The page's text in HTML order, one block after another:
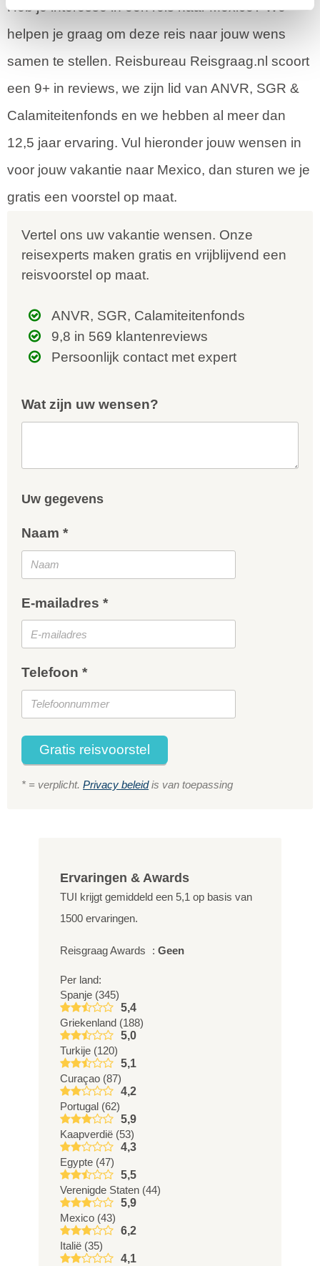
Heb je interesse in een reis naar Mexico? We
helpen je graag om deze reis naar jouw wens
samen te stellen. Reisbureau Reisgraag.nl scoort
een 9+ in reviews, we zijn lid van ANVR, SGR &
Calamiteitenfonds en we hebben al meer dan
12,5 jaar ervaring. Vul hieronder jouw wensen in
voor jouw vakantie naar Mexico, dan sturen we je
gratis een voorstel op maat.
Vertel ons uw vakantie wensen. Onze
reisexperts maken gratis en vrijblijvend een
reisvoorstel op maat.
ANVR, SGR, Calamiteitenfonds
9,8 in 569 klantenreviews
Persoonlijk contact met expert
Wat zijn uw wensen?
Uw gegevens
Naam *
E-mailadres *
Telefoon *
Gratis reisvoorstel
* = verplicht. Privacy beleidis van toepassing
Ervaringen & Awards
TUI krijgt gemiddeld een 5,1 op basis van
1500 ervaringen.
Reisgraag Awards : Geen
Per land:
Spanje (345)
5,4
Griekenland (188)
5,0
Turkije (120)
5,1
Curaçao (87)
4,2
Portugal (62)
5,9
Kaapverdië (53)
4,3
Egypte (47)
5,5
Verenigde Staten (44)
5,9
Mexico (43)
6,2
Italië (35)
4,1